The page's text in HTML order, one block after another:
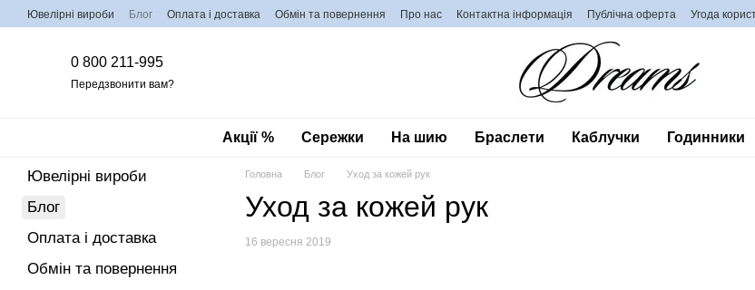
Перейти до основного контенту
Ювелірні вироби Блог Оплата і доставка Обмін та повернення Про нас Контактна інформація Публічна оферта Угода
0 800 211-995
Передзвонити вам?
Акції % Сережки На шию Браслети Каблучки Годинники
Головна Блог Уход за кожей рук
Уход за кожей рук
16 вересня 2019
Ювелірні вироби
Блог
Оплата і доставка
Обмін та повернення